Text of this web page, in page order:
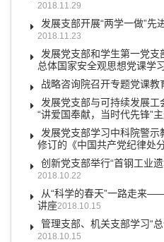
2018.11.29
发展支部开展“两学一做”先
2018.11.23
发展党支部和学生第一党支
总体国家安全观思想党课学
战略咨询院召开专题党课教
发展党支部与可持续发展工
“讲爱国奉献，当时代先锋”
发展党支部学习中科院警示
修订的《中国共产党纪律处
创新党支部举行“首钢工业
2018.10.22
从“科学的春天”一路走来
讲座2018.10.15
管理支部、机关支部学习“
2018.10.15